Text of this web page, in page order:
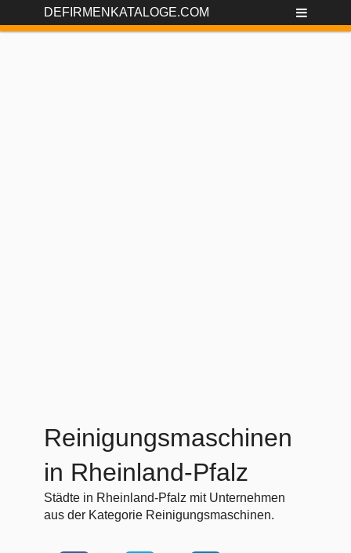
DEFIRMENKATALOGE.COM
Reinigungsmaschinen
in Rheinland-Pfalz
Städte in Rheinland-Pfalz mit Unternehmen
aus der Kategorie Reinigungsmaschinen.